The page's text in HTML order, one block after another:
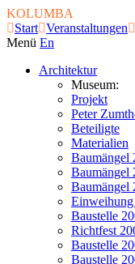
KOLUMBA
Start Veranstaltungen
Menü En
Architektur
Museum:
Projekt
Peter
Beteiligte
Materialien
Baumängel
Baumängel
Baumängel
Baustelle
Richtfest
Baustelle
Baustelle